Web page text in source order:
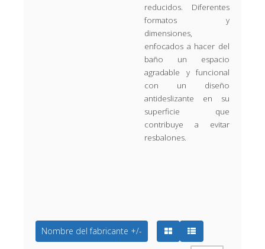
reducidos. Diferentes
formatos y
dimensiones,
enfocados a hacer del
baño un espacio
agradable y funcional
con un diseño
antideslizante en su
superficie que
contribuye a evitar
resbalones.
Nombre del fabricante +/-